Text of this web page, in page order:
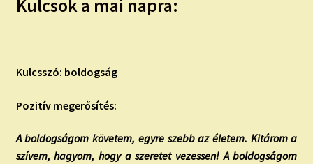
TAROT ELEMZÉS MEGRENDELÉSE LIMITÁLT!
Kulcsok a mai napra:
Kulcsszó: boldogság
Pozitív megerősítés:
A boldogságom követem, egyre szebb az életem. Kitárom a
szívem, hagyom, hogy a szeretet vezessen! A boldogságom